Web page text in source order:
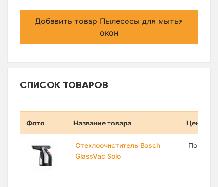
Добавить товар Пылесосы для мытья
окон
СПИСОК ТОВАРОВ
Фото Название товара Цена
Стеклоочиститель Bosch
GlassVac Solo
По